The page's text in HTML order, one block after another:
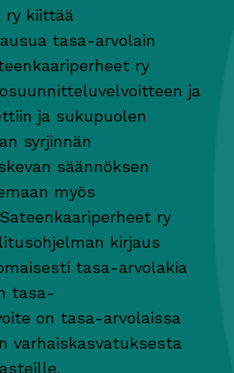
ry kiittää
tasa-arvolain
ry
ja
ja sukupuolen
syrjinnän
säännöksen
myös
ry
kirjaus
tasa-arvolakia
tasa-
on tasa-arvolaissa
varhaiskasvatuksesta